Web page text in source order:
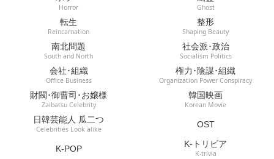
Horror Ghost
転生
Reincarnation
整形
Shaping Beauty
南北問題
South and North
社会派･政治
Socialism Politics
会社･組織
Office Business
権力･陰謀･組織
Organization Power Conspiracy
財閥･御曹司･お嬢様
Zaibatsu Celebrity
韓国映画
Korean Movie
日韓芸能人 瓜二つ
Celebrities Look alike OST
K-POP K-トリビア
K-trivia